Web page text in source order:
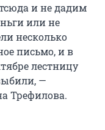
и не дадим
или не
несколько
письмо, и в
лестницу
—
Трефилова.